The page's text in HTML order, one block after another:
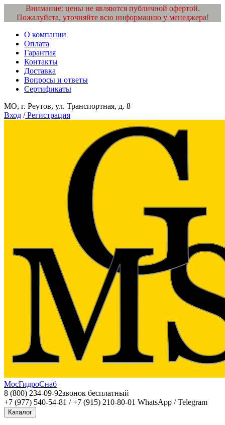
Внимание: цены не являются публичной офертой.
Пожалуйста, уточняйте всю информацию у менеджера!
О компании
Оплата
Гарантия
Контакты
Доставка
Вопросы и ответы
Сертификаты
МО, г. Реутов, ул. Транспортная, д. 8
Вход /Регистрация
МосГидроСнаб
8 (800) 234-09-92звонок бесплатный
+7 (977) 540-54-81 / +7 (915) 210-80-01 WhatsApp / Telegram
Каталог